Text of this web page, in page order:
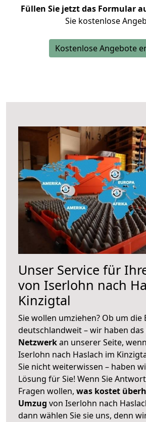
Füllen Sie jetzt das Formular
Sie kostenlose
Kostenlose Angebote
Unser Service für
von Iserlohn nach
Kinzigtal
Sie wollen umziehen? Ob um die
deutschlandweit – wir haben das
Netzwerkan unserer Seite,
Iserlohn nach Haslach im
Sie nicht weiterwissen – haben
Lösung für Sie! Wenn Sie
Fragen wollen, was kostet
Umzug von Iserlohn nach
dann wählen Sie sie uns, denn